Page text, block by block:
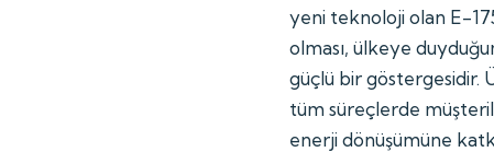
yeni teknoloji olan E-
olması, ülkeye
güçlü bir göstergesidir.
tüm süreçlerde
enerji dönüşümüne